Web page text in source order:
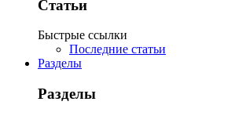
Статьи
Быстрые ссылки
Последние статьи
Разделы
Разделы